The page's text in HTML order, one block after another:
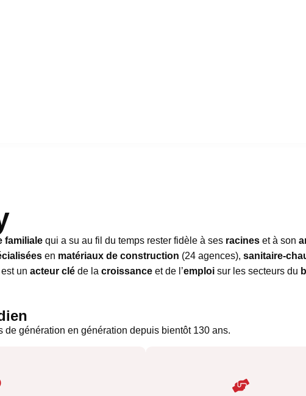
familiale qui a su au fil du temps rester fidèle à ses racines et à son
en matériaux de construction (24 agences), sanitaire-
un acteur clé de la croissance et de l’emploi sur les secteurs du
génération en génération depuis bientôt 130 ans.